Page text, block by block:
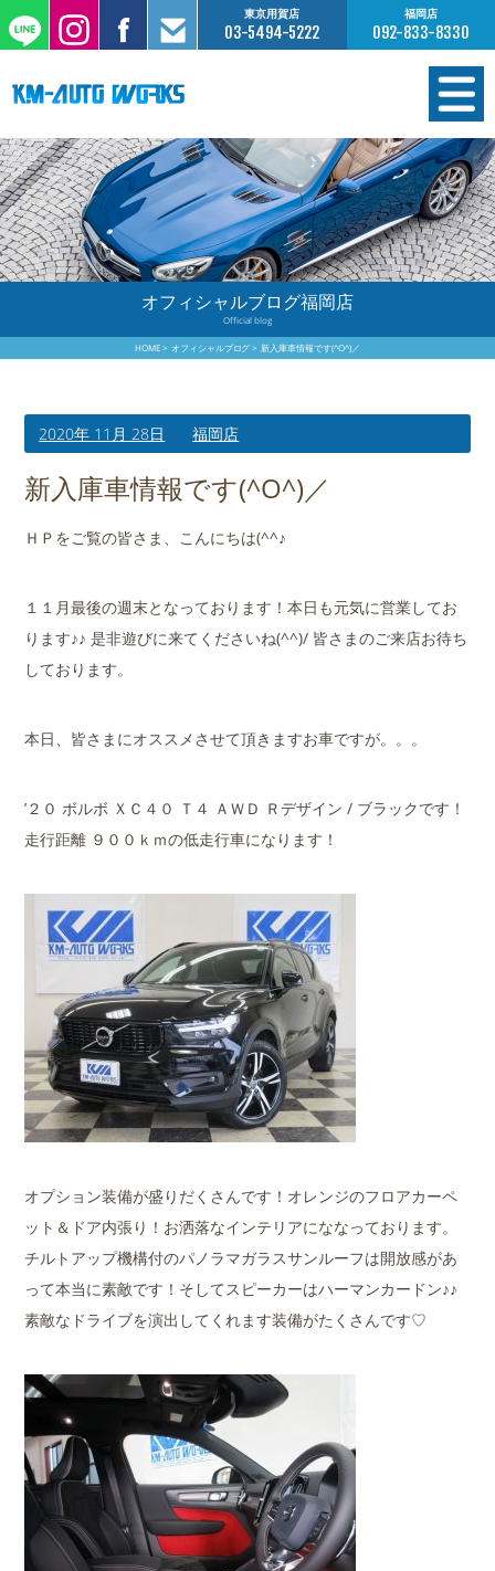
東京用賀店
03-5494-5222
福岡店
092-833-8330
在庫情報
オーダー販売
工場サービス
保証について
買取査定のご案内
店舗案内
会社概要
オフィシャルブログ福岡店
Official blog
HOME オフィシャルブログ 新入庫車情報です(^O^)／
2020年 11月 28日 福岡店
新入庫車情報です(^O^)／
ＨＰをご覧の皆さま、こんにちは(^^♪
１１月最後の週末となっております！本日も元気に営業してお
ります♪♪ 是非遊びに来てくださいね(^^)/ 皆さまのご来店お待ち
しております。
本日、皆さまにオススメさせて頂きますお車ですが。。。
’２０ ボルボ ＸＣ４０ Ｔ４ ＡＷＤ Ｒデザイン / ブラックです！
走行距離 ９００ｋｍの低走行車になります！
オプション装備が盛りだくさんです！オレンジのフロアカーペ
ット＆ドア内張り！お洒落なインテリアにななっております。
チルトアップ機構付のパノラマガラスサンルーフは開放感があ
って本当に素敵です！そしてスピーカーはハーマンカードン♪♪
素敵なドライブを演出してくれます装備がたくさんです♡